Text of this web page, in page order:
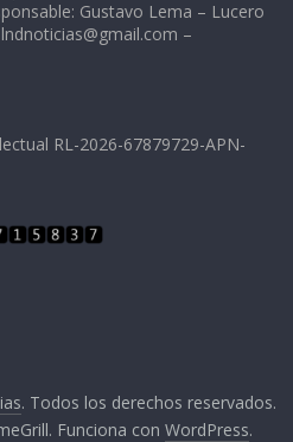
Gustavo Lema – Lucero
lndnoticias@gmail.com –
RL-2026-67879729-APN-
. Todos los derechos reservados.
Funciona conWordPress.